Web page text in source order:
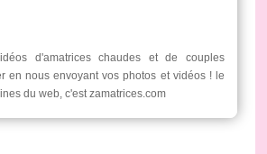
d'amatrices chaudes et de couples
en nous envoyant vos photos et vidéos ! le
du web, c'est zamatrices.com